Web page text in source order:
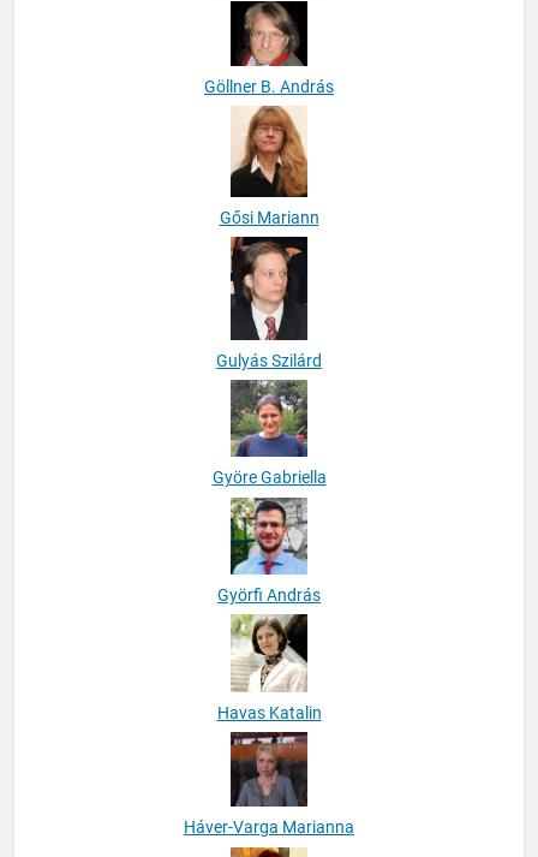
Göllner B. András
Gősi Mariann
Gulyás Szilárd
Györe Gabriella
Györfi András
Havas Katalin
Háver-Varga Marianna